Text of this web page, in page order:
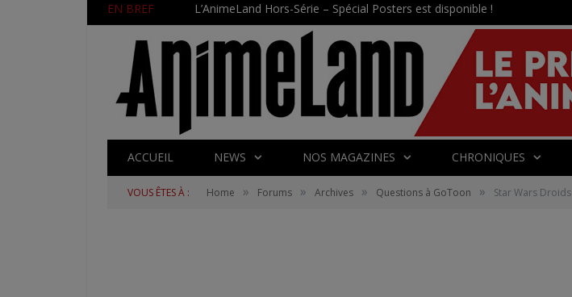
EN BREF L’AnimeLand Hors-Série – Spécial Posters est disponible !
ACCUEIL NEWS NOS MAGAZINES CHRONIQUES
VOUS ÊTES À : Home » Forums » Archives » Questions à GoToon » Star Wars Droids